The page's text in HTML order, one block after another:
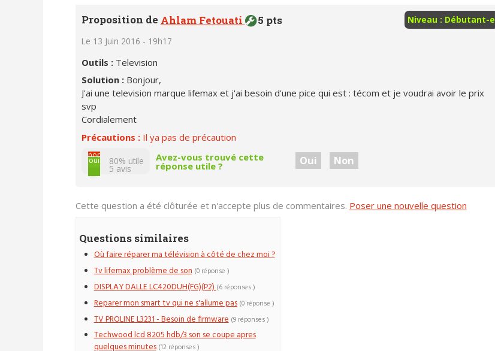
Niveau : Débutant-e
Proposition de Ahlam Fetouati 5 pts
Le 13 Juin 2016 - 19h17
Outils : Television
Solution : Bonjour,
J'ai une television marque lifemax et j'ai besoin d'une pice qui est : técom et je voudrai avoir le prix
svp
Cordialement
Précautions : Il ya pas de précaution
non
oui 80% utile
5 avis
Avez-vous trouvé cette
réponse utile ? Oui Non
Cette question a été clôturée et n'accepte plus de commentaires. Poser une nouvelle question
Questions similaires
Où faire réparer ma télévision à côté de chez moi ?
Tv lifemax problème de son (0 réponse )
DISPLAY DALLE LC420DUH(FG)(P2)(6 réponses )
Reparer mon smart tv qui ne s'allume pas (0 réponse )
TV PROLINE L3231 - Besoin de firmware (9 réponses )
Techwood lcd 8205 hdb/3 son se coupe apres
quelques minutes (12 réponses )